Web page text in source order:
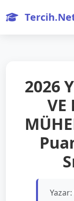
2026
VE
Yazar: